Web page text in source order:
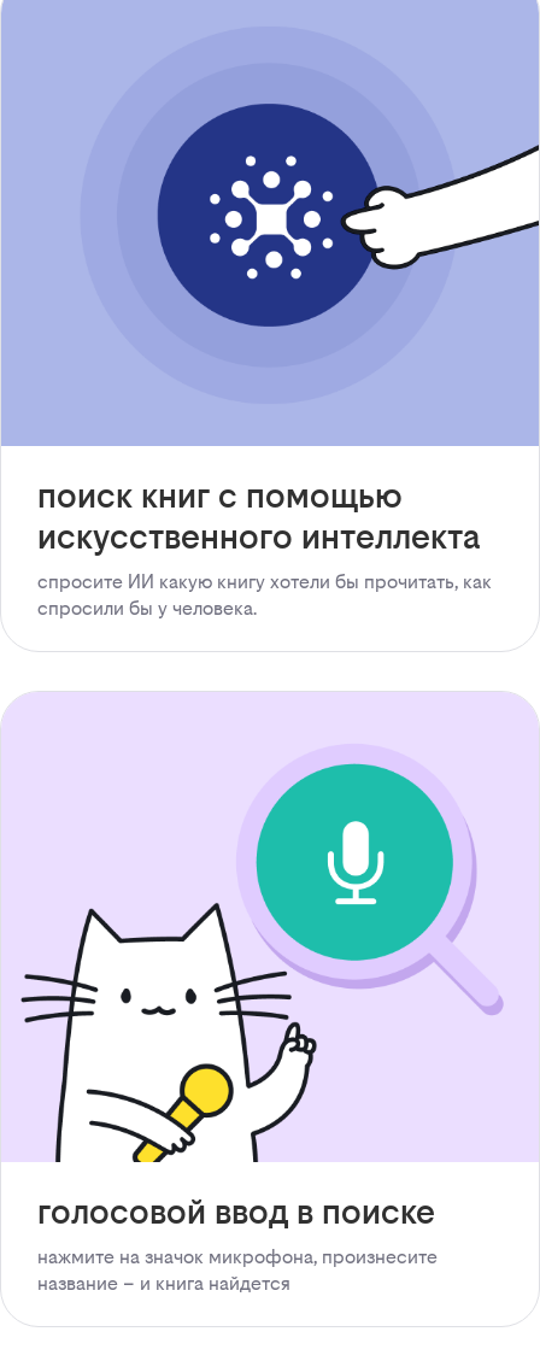
поиск книг с помощью
искусственного интеллекта
спросите ИИ какую книгу хотели бы прочитать, как
спросили бы у человека.
голосовой ввод в поиске
нажмите на значок микрофона, произнесите
название – и книга найдется